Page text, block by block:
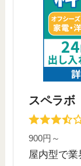
スペラボ
900円～
屋内型で